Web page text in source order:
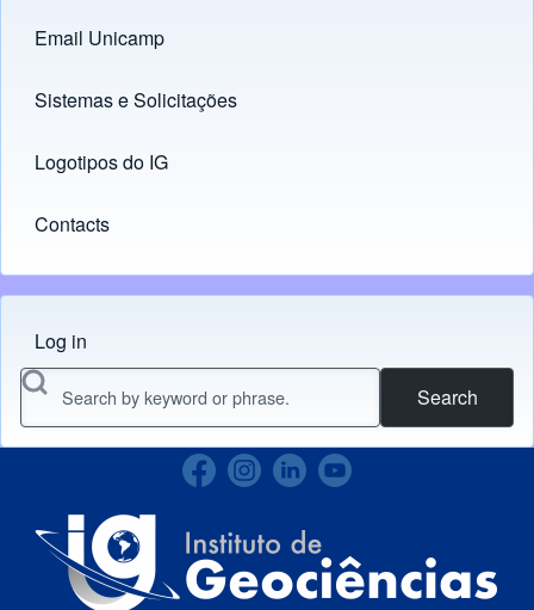
Links
Email Unicamp
(opens in new tab)
Sistemas e Solicitações
(opens in new tab)
Logotipos do IG
(opens in new tab)
Contacts
Menu do usuário
Log in
Search